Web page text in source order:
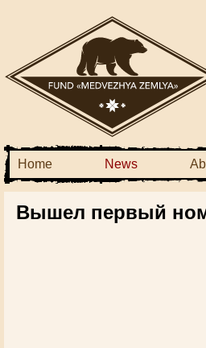
Home News
Вышел первый